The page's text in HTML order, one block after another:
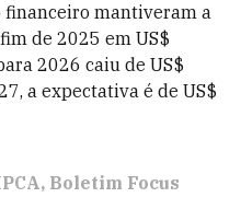
financeiro mantiveram a
de 2025 em US$
2026 caiu de US$
a expectativa é de US$
Boletim Focus